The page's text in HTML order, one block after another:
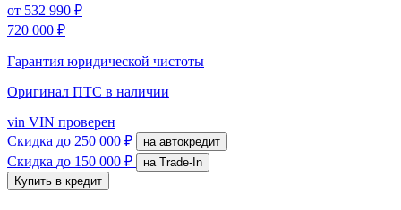
от 532 990 ₽
720 000 ₽
Гарантия юридической чистоты
Оригинал ПТС в наличии
vin VIN проверен
Скидка до 250 000 ₽ на автокредит
Скидка до 150 000 ₽
на Trade-In
Купить в кредит